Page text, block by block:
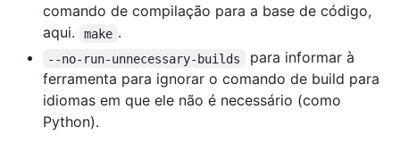
comando de compilação para a base de código,
aqui.
make .
--no-run-unnecessary-builds
para informar à
ferramenta para ignorar o comando de build para
idiomas em que ele não é necessário (como
Python).